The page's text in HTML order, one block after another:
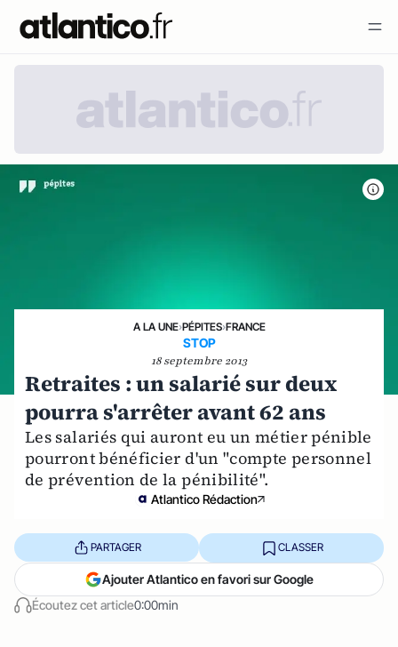
A LA UNE›PÉPITES›FRANCE
STOP
18 septembre 2013
Retraites : un salarié sur deux
pourra s'arrêter avant 62 ans
Les salariés qui auront eu un métier pénible
pourront bénéficier d'un "compte personnel
de prévention de la pénibilité".
Atlantico Rédaction
Écoutez cet article0:00min
PARTAGER CLASSER
Ajouter Atlantico en favori sur Google